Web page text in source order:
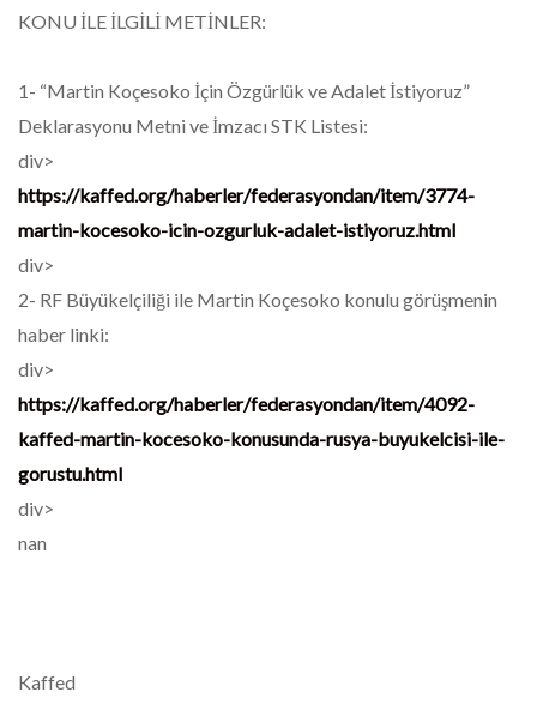
KONU İLE İLGİLİ METİNLER:
1- “Martin Koçesoko İçin Özgürlük ve Adalet İstiyoruz”
Deklarasyonu Metni ve İmzacı STK Listesi:
div>
https://kaffed.org/haberler/federasyondan/item/3774-
martin-kocesoko-icin-ozgurluk-adalet-istiyoruz.html
div>
2- RF Büyükelçiliği ile Martin Koçesoko konulu görüşmenin
haber linki:
div>
https://kaffed.org/haberler/federasyondan/item/4092-
kaffed-martin-kocesoko-konusunda-rusya-buyukelcisi-ile-
gorustu.html
div>
nan
Kaffed